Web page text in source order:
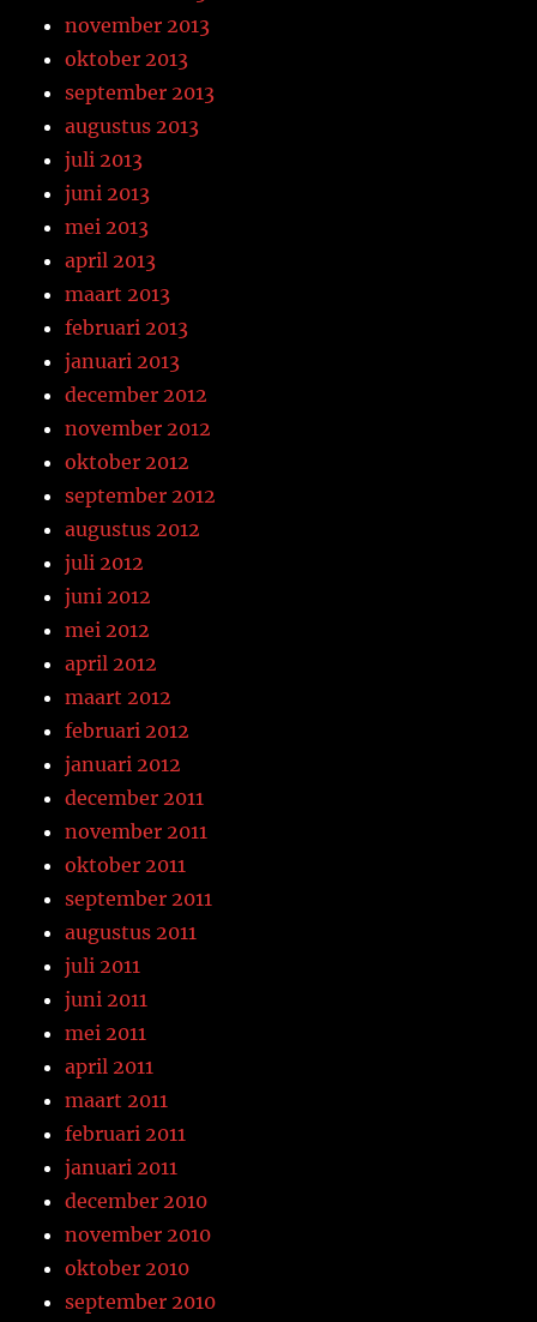
november 2013
oktober 2013
september 2013
augustus 2013
juli 2013
juni 2013
mei 2013
april 2013
maart 2013
februari 2013
januari 2013
december 2012
november 2012
oktober 2012
september 2012
augustus 2012
juli 2012
juni 2012
mei 2012
april 2012
maart 2012
februari 2012
januari 2012
december 2011
november 2011
oktober 2011
september 2011
augustus 2011
juli 2011
juni 2011
mei 2011
april 2011
maart 2011
februari 2011
januari 2011
december 2010
november 2010
oktober 2010
september 2010